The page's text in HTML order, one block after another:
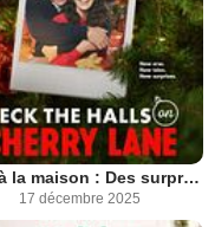
Noël à la maison : Des surprises en cadeau
17 décembre 2025